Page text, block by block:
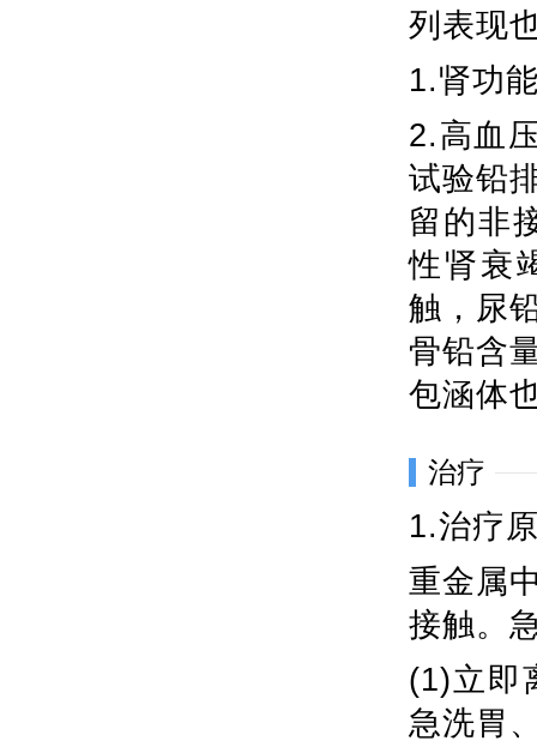
列表现
1.肾功
2.高血
试验铅
留的非
性肾衰
触，尿
骨铅含
包涵体
治疗
1.治疗
重金属
接触。
(1)立即
急洗胃